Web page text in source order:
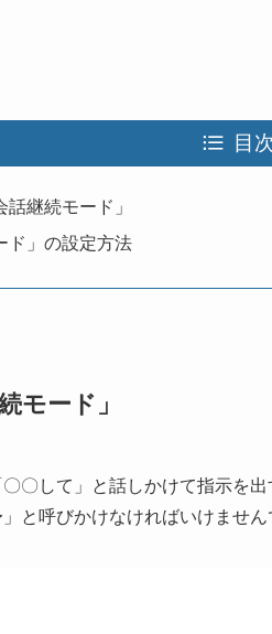
目次
継続モード」
ド」の設定方法
モード」
〇して」と話しかけて指示を
と呼びかけなければいけません